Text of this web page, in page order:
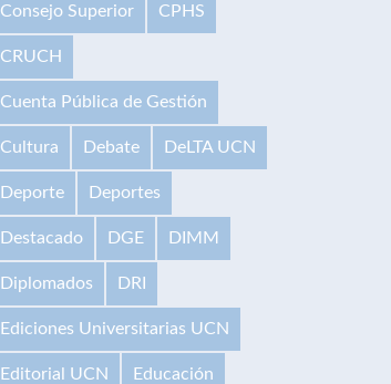
Consejo Superior CPHS
CRUCH
Cuenta Pública de Gestión
Cultura Debate DeLTA UCN
Deporte Deportes
Destacado DGE DIMM
Diplomados DRI
Ediciones Universitarias UCN
Editorial UCN Educación